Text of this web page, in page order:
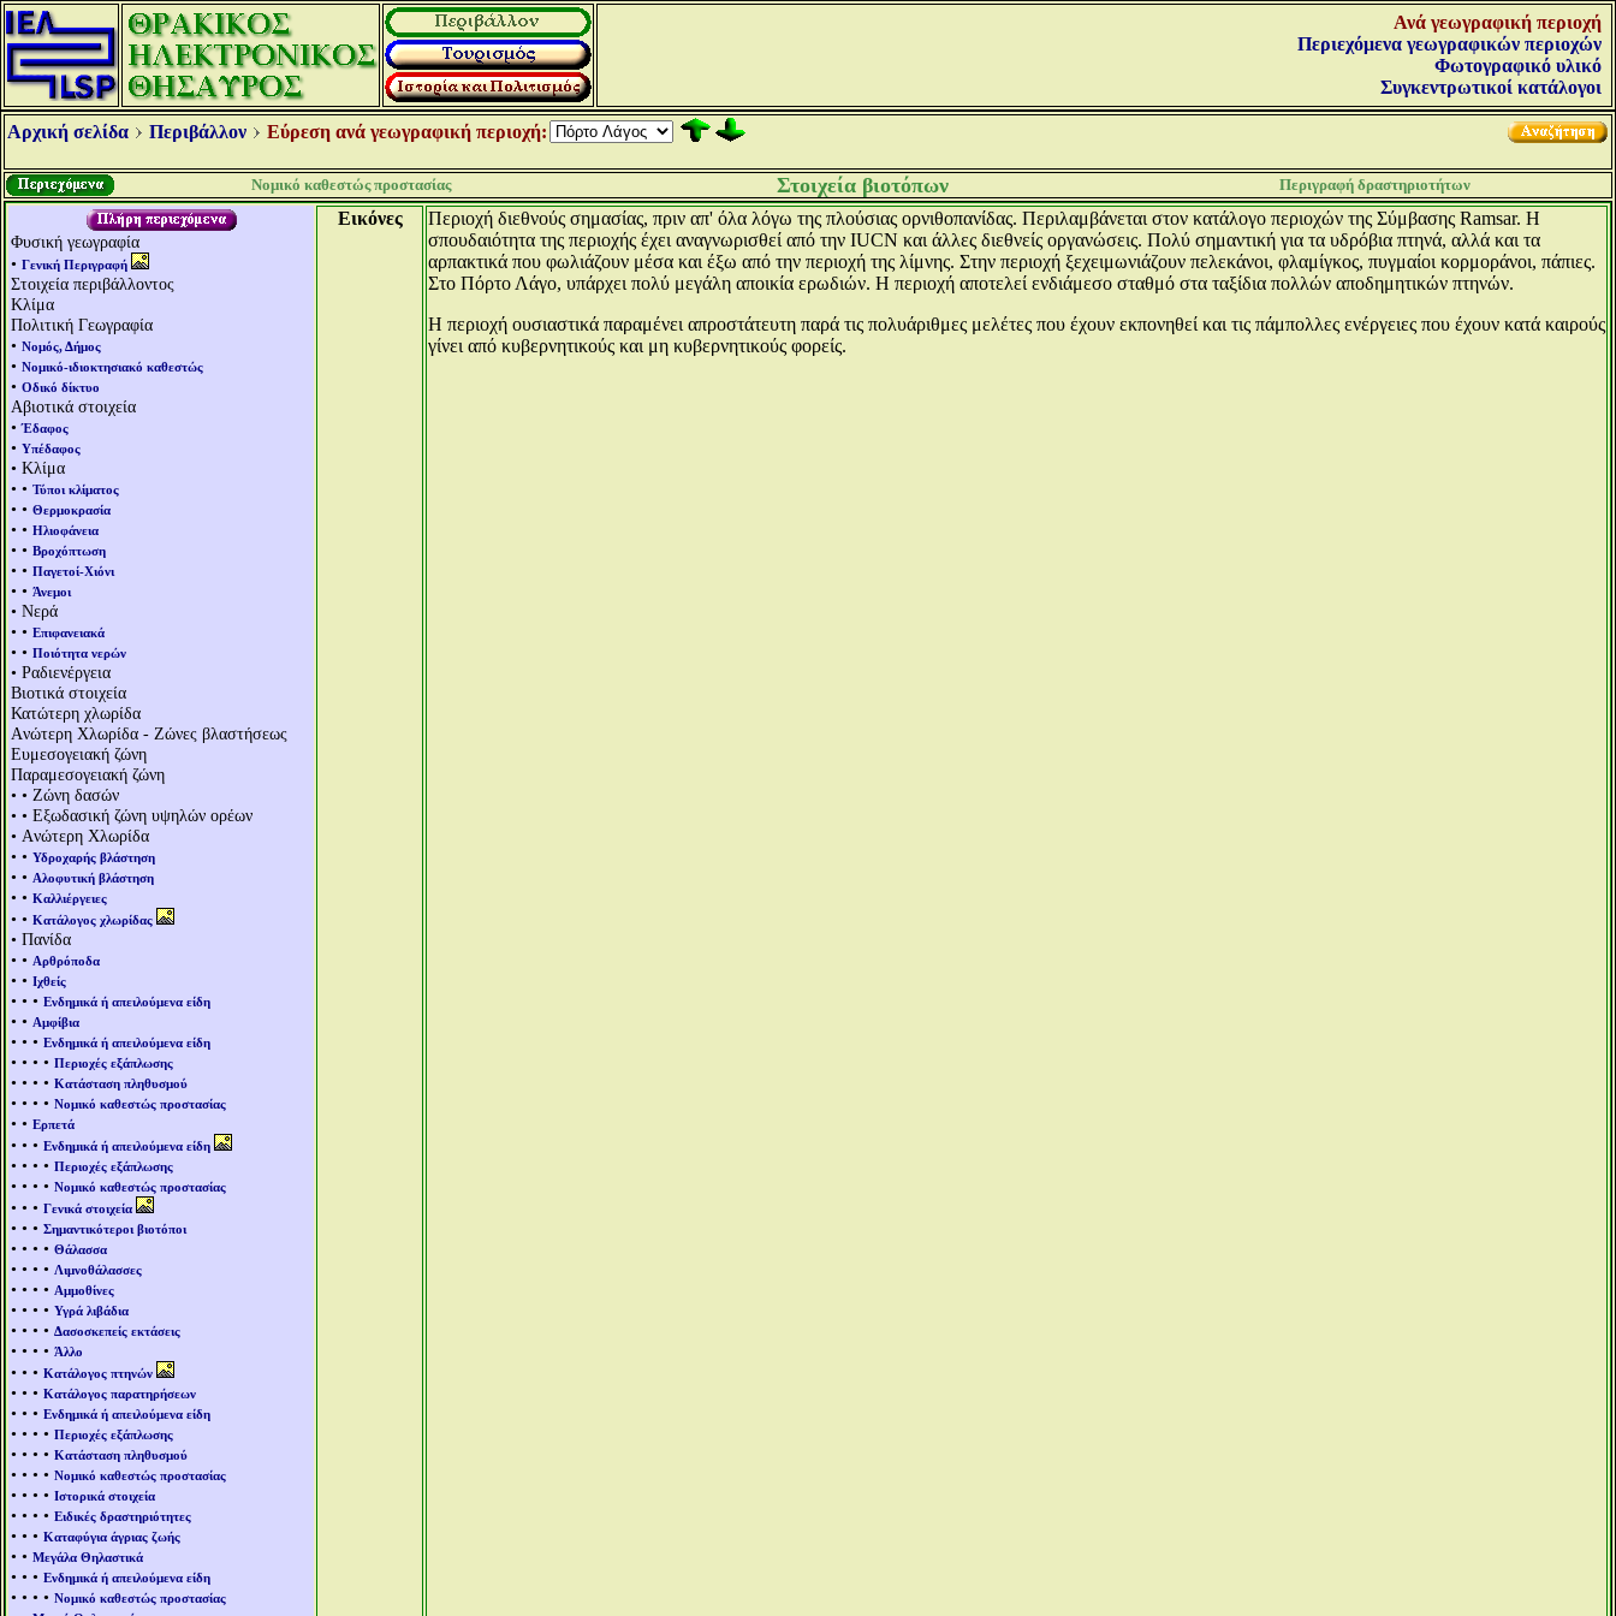
Ανά γεωγραφική περιοχή
Περιεχόμενα γεωγραφικών περιοχών
Φωτογραφικό υλικό
Συγκεντρωτικοί κατάλογοι
Αρχική σελίδα Περιβάλλον Εύρεση ανά γεωγραφική περιοχή:
Νομικό καθεστώς προστασίας Στοιχεία βιοτόπων Περιγραφή δραστηριοτήτων
Φυσική γεωγραφία
• Γενική Περιγραφή
Στοιχεία περιβάλλοντος
Κλίμα
Πολιτική Γεωγραφία
• Νομός, Δήμος
• Νομικό-ιδιοκτησιακό καθεστώς
• Οδικό δίκτυο
Αβιοτικά στοιχεία
•Έδαφος
• Υπέδαφος
• Κλίμα
• • Τύποι κλίματος
• • Θερμοκρασία
• • Ηλιοφάνεια
• • Βροχόπτωση
• • Παγετοί-Χιόνι
• • Άνεμοι
• Νερά
• • Επιφανειακά
• • Ποιότητα νερών
• Ραδιενέργεια
Βιοτικά στοιχεία
Κατώτερη χλωρίδα
Aνώτερη Χλωρίδα - Ζώνες βλαστήσεως
Ευμεσογειακή ζώνη
Παραμεσογειακή ζώνη
• • Ζώνη δασών
• • Εξωδασική ζώνη υψηλών ορέων
• Aνώτερη Χλωρίδα
• • Υδροχαρής βλάστηση
• • Αλοφυτική βλάστηση
• • Καλλιέργειες
• • Κατάλογος χλωρίδας
• Πανίδα
• • Αρθρόποδα
• • Ιχθείς
• • • Ενδημικά ή απειλούμενα είδη
• • Αμφίβια
• • • Ενδημικά ή απειλούμενα είδη
• • • • Περιοχές εξάπλωσης
• • • • Κατάσταση πληθυσμού
• • • • Νομικό καθεστώς προστασίας
• • Ερπετά
• • • Ενδημικά ή απειλούμενα είδη
• • • • Περιοχές εξάπλωσης
• • • • Νομικό καθεστώς προστασίας
• • • Γενικά στοιχεία
• • • Σημαντικότεροι βιοτόποι
• • • • Θάλασσα
• • • • Λιμνοθάλασσες
• • • • Αμμοθίνες
• • • • Υγρά λιβάδια
• • • • Δασοσκεπείς εκτάσεις
• • • • Άλλο
• • • Κατάλογος πτηνών
• • • Κατάλογος παρατηρήσεων
• • • Ενδημικά ή απειλούμενα είδη
• • • • Περιοχές εξάπλωσης
• • • • Κατάσταση πληθυσμού
• • • • Νομικό καθεστώς προστασίας
• • • • Ιστορικά στοιχεία
• • • • Ειδικές δραστηριότητες
• • • Καταφύγια άγριας ζωής
• • Μεγάλα Θηλαστικά
• • • Ενδημικά ή απειλούμενα είδη
• • • • Νομικό καθεστώς προστασίας
Εικόνες
Περιοχή διεθνούς σημασίας, πριν απ' όλα λόγω της πλούσιας ορνιθοπανίδας. Περιλαμβάνεται στον κατάλογο περιοχών της Σύμβασης Ramsar. Η
σπουδαιότητα της περιοχής έχει αναγνωρισθεί από την IUCN και άλλες διεθνείς οργανώσεις. Πολύ σημαντική για τα υδρόβια πτηνά, αλλά και τα
αρπακτικά που φωλιάζουν μέσα και έξω από την περιοχή της λίμνης. Στην περιοχή ξεχειμωνιάζουν πελεκάνοι, φλαμίγκος, πυγμαίοι κορμοράνοι, πάπιες.
Στο Πόρτο Λάγο, υπάρχει πολύ μεγάλη αποικία ερωδιών. Η περιοχή αποτελεί ενδιάμεσο σταθμό στα ταξίδια πολλών αποδημητικών πτηνών.
Η περιοχή ουσιαστικά παραμένει απροστάτευτη παρά τις πολυάριθμες μελέτες που έχουν εκπονηθεί και τις πάμπολλες ενέργειες που έχουν κατά καιρούς
γίνει από κυβερνητικούς και μη κυβερνητικούς φορείς.